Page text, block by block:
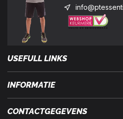
USEFULL LINKS
INFORMATIE
CONTACTGEGEVENS